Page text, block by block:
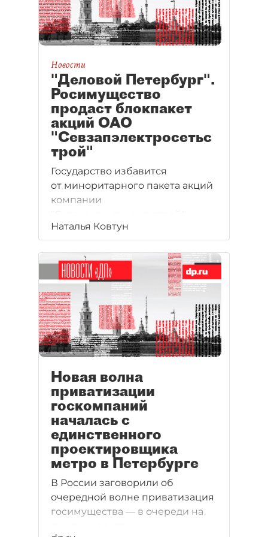
Новости
"Деловой Петербург".
Росимущество
продаст блокпакет
акций ОАО
"Севзапэлектросетьс
трой"
Государство избавится
от миноритарного пакета акций
компании
связанной с бизнесом семьи
Зингаревич. Блокпакет
компании с оборотом в 2,8 млрд
рублей в год оценен в 310 млн
рублей.
Наталья Ковтун
Новая волна
приватизации
госкомпаний
началась с
единственного
проектировщика
метро в Петербурге
В России заговорили об
очередной волне приватизация
госимущества — в очереди на